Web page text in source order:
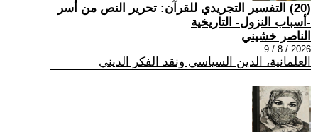
(20) التفسير التجريدي للقرآن: تحرير النص من أسر
-أسباب النزول- التاريخية
الناصر خشيني
2026 / 8 / 9
العلمانية، الدين السياسي ونقد الفكر الديني